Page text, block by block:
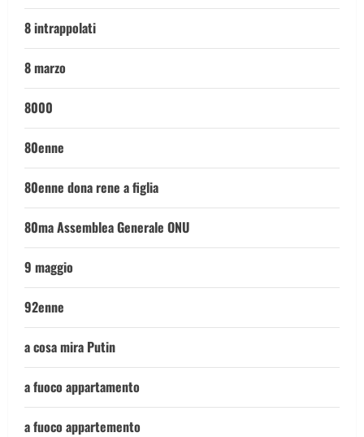
8 intrappolati
8 marzo
8000
80enne
80enne dona rene a figlia
80ma Assemblea Generale ONU
9 maggio
92enne
a cosa mira Putin
a fuoco appartamento
a fuoco appartemento